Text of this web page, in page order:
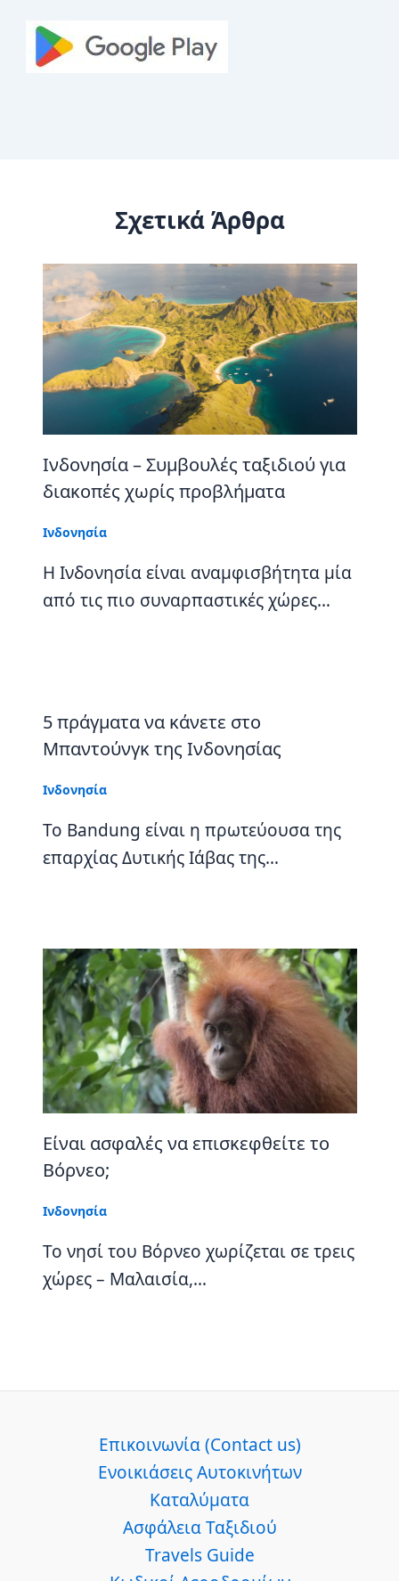
Σχετικά Άρθρα
Ινδονησία – Συμβουλές ταξιδιού για
διακοπές χωρίς προβλήματα
Ινδονησία
Η Ινδονησία είναι αναμφισβήτητα μία
από τις πιο συναρπαστικές χώρες…
5 πράγματα να κάνετε στο
Μπαντούνγκ της Ινδονησίας
Ινδονησία
Το Bandung είναι η πρωτεύουσα της
επαρχίας Δυτικής Ιάβας της…
Είναι ασφαλές να επισκεφθείτε το
Βόρνεο;
Ινδονησία
Το νησί του Βόρνεο χωρίζεται σε τρεις
χώρες – Μαλαισία,…
Επικοινωνία (Contact us)
Ενοικιάσεις Αυτοκινήτων
Καταλύματα
Ασφάλεια Ταξιδιού
Travels Guide